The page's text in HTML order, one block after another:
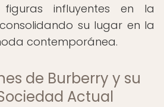
influyentes en la
su lugar en la
contemporánea.
de Burberry y su
Actual